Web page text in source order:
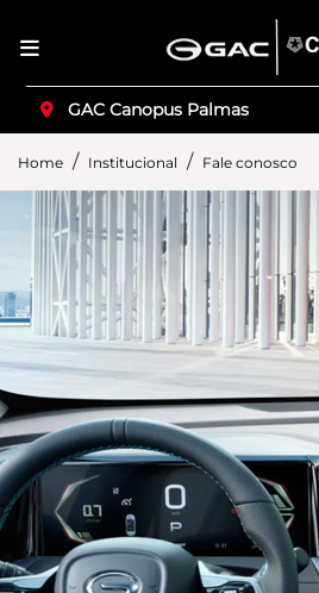
GAC Canopus Palmas
Home Institucional Fale conosco